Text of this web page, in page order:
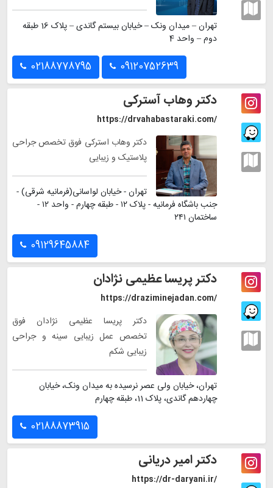
تهران – میدان ونک – خیابان بیستم گاندی – پلاک 16 طبقه
دوم – واحد 4
02188778795 09120752639
دکتر وهاب آسترکی
https://drvahabastaraki.com/
دکتر وهاب استرکی فوق تخصص جراحی
پلاستیک و زیبایی
تهران - خیابان لواسانی(فرمانیه شرقی) -
جنب باشگاه فرمانیه - پلاک ۱۲ - طبقه چهارم - واحد ۱۲ -
ساختمان ۲۴۱
09129645884
دکتر پریسا عظیمی نژادان
https://draziminejadan.com/
دکتر پریسا عظیمی نژادان فوق
تخصص عمل زیبایی سینه و جراحی
زیبایی شکم
تهران، خیابان ولی عصر نرسیده به میدان ونک، خیابان
چهاردهم گاندی، پلاک 11، طبقه چهارم
02188873915
دکتر امیر دریانی
https://dr-daryani.ir/